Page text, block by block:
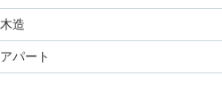
木造
アパート